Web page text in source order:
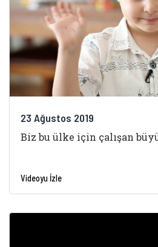
23 Ağustos 2019
Biz bu ülke için çalışan
Videoyu İzle